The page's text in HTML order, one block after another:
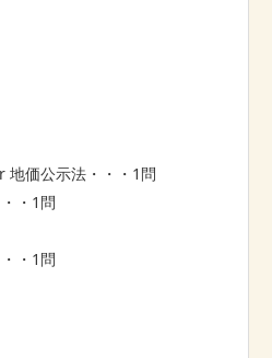
地価公示法・・・1問
・1問
・1問